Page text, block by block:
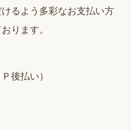
るよう多彩なお支払い方
ります。
後払い）